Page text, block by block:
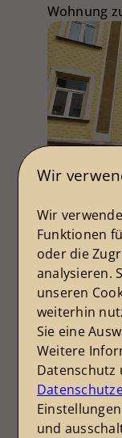
Wohnung
Zimmer 3
Kaltmiete
499 €
Mehr
06128
Wohnung
Wir
Wir
Funktionen
oder die
analysieren.
unseren
weiterhin
Sie eine
Weitere
Datenschutz
und